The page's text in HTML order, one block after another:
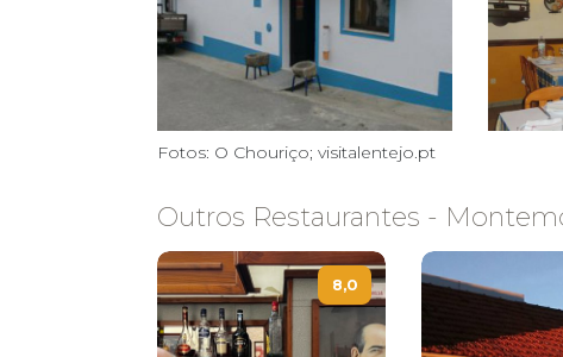
Fotos: O Chouriço; visitalentejo.pt
Outros Restaurantes -
8,0